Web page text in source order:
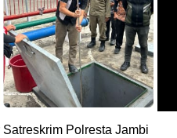
Polresta Jambi